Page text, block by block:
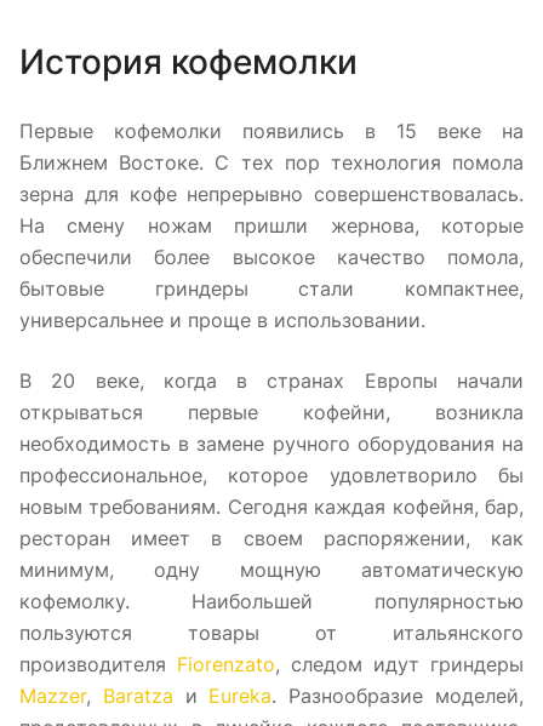
История кофемолки
Первые кофемолки появились в 15 веке на
Ближнем Востоке. С тех пор технология помола
зерна для кофе непрерывно совершенствовалась.
На смену ножам пришли жернова, которые
обеспечили более высокое качество помола,
бытовые гриндеры стали компактнее,
универсальнее и проще в использовании.
В 20 веке, когда в странах Европы начали
открываться первые кофейни, возникла
необходимость в замене ручного оборудования на
профессиональное, которое удовлетворило бы
новым требованиям. Сегодня каждая кофейня, бар,
ресторан имеет в своем распоряжении, как
минимум, одну мощную автоматическую
кофемолку. Наибольшей популярностью
пользуются товары от итальянского
производителя Fiorenzato, следом идут гриндеры
Mazzer, Baratza и Eureka. Разнообразие моделей,